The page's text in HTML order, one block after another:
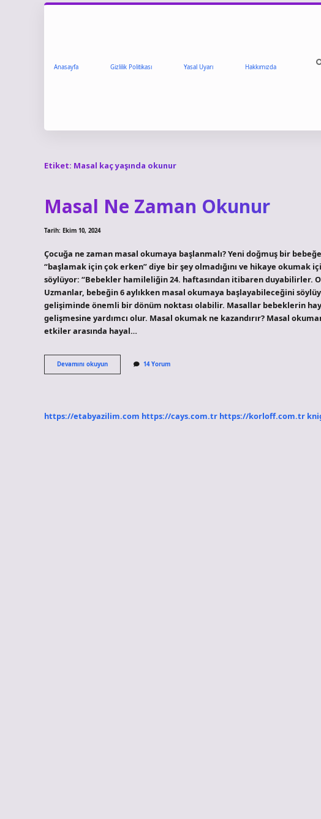
Anasayfa Gizlilik Politikası Yasal Uyarı Hakkımızda
Etiket: Masal kaç yaşında okunur
Masal Ne Zaman Okunur
Tarih: Ekim 10, 2024
Çocuğa ne zaman masal okumaya başlanmalı? Yeni doğmuş bir
“başlamak için çok erken” diye bir şey olmadığını ve hikaye okumak
söylüyor: “Bebekler hamileliğin 24. haftasından itibaren duyabilirler.
Uzmanlar, bebeğin 6 aylıkken masal okumaya başlayabileceğini
gelişiminde önemli bir dönüm noktası olabilir. Masallar bebeklerin
gelişmesine yardımcı olur. Masal okumak ne kazandırır? Masal
etkiler arasında hayal…
Devamını okuyunMasal
Ne
14 Yorum
https://etabyazilim.com https://cays.com.tr https://korloff.com.tr